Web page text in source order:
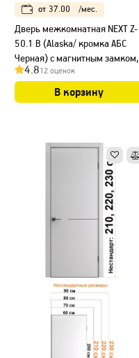
от 37.00 /мес.
Дверь межкомнатная NEXT Z-
50.1 B (Alaska/ кромка АБС
Черная) с магнитным замком,
НЕСТАНДАРТ
4.812 оценок
В корзину